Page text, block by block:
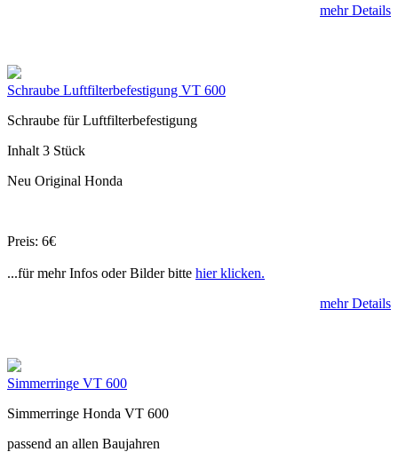
mehr Details
Schraube Luftfilterbefestigung VT 600
Schraube für Luftfilterbefestigung
Inhalt 3 Stück
Neu Original Honda
Preis: 6€
...für mehr Infos oder Bilder bitte hier klicken.
mehr Details
Simmerringe VT 600
Simmerringe Honda VT 600
passend an allen Baujahren